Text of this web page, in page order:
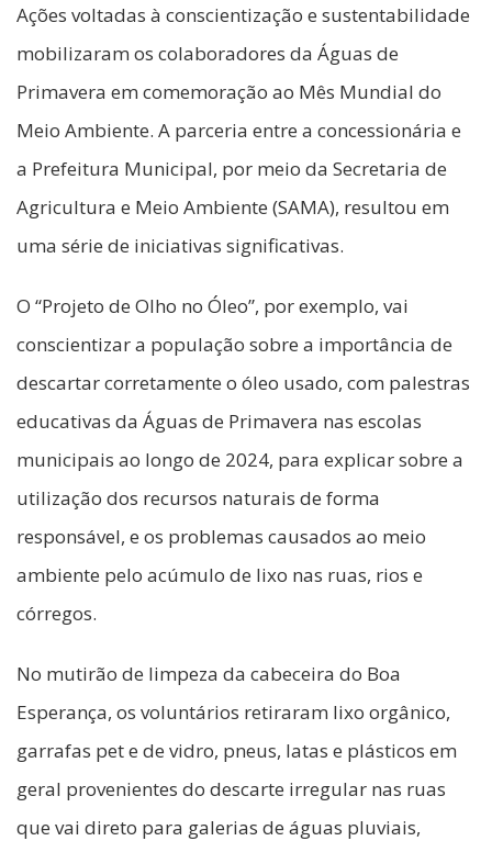
Ações voltadas à conscientização e sustentabilidade
mobilizaram os colaboradores da Águas de
Primavera em comemoração ao Mês Mundial do
Meio Ambiente. A parceria entre a concessionária e
a Prefeitura Municipal, por meio da Secretaria de
Agricultura e Meio Ambiente (SAMA), resultou em
uma série de iniciativas significativas.
O “Projeto de Olho no Óleo”, por exemplo, vai
conscientizar a população sobre a importância de
descartar corretamente o óleo usado, com palestras
educativas da Águas de Primavera nas escolas
municipais ao longo de 2024, para explicar sobre a
utilização dos recursos naturais de forma
responsável, e os problemas causados ao meio
ambiente pelo acúmulo de lixo nas ruas, rios e
córregos.
No mutirão de limpeza da cabeceira do Boa
Esperança, os voluntários retiraram lixo orgânico,
garrafas pet e de vidro, pneus, latas e plásticos em
geral provenientes do descarte irregular nas ruas
que vai direto para galerias de águas pluviais,